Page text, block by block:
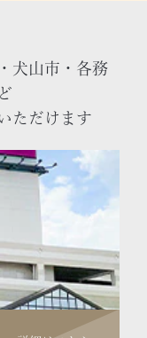
犬山市・各務
ただけます